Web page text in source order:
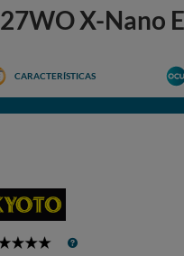
X-Nano
CARACTERÍSTICAS